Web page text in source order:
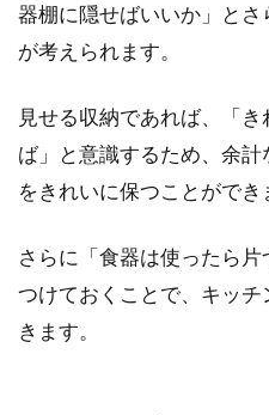
器棚に隠せばいいか」と
が考えられます。
見せる収納であれば、「
ば」と意識するため、余
をきれいに保つことができ
さらに「食器は使ったら
つけておくことで、キッ
きます。